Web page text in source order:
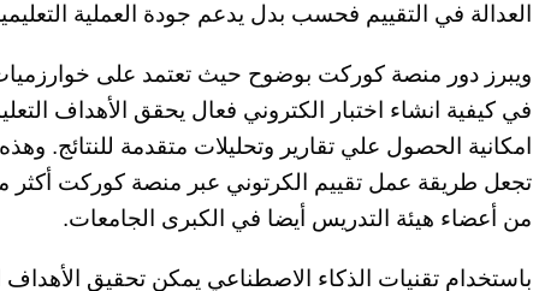
العدالة في التقييم فحسب بدل يدعم جودة العملية
ويبرز دور منصة كوركت بوضوح حيث تعتمد على
في كيفية انشاء اختبار الكتروني فعال يحقق الأهداف
امكانية الحصول علي تقارير وتحليلات متقدمة للنتائج.
تجعل طريقة عمل تقييم الكرتوني عبر منصة كوركت أكثر
من أعضاء هيئة التدريس أيضا في الكبرى الجامعات.
باستخدام تقنيات الذكاء الاصطناعي يمكن تحقيق الأهداف